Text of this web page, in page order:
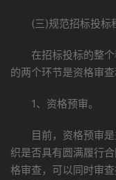
(三)规范招标投标
在招标投标的整
的两个环节是资格审查
1、资格预审。
目前，资格预审
织是否具有圆满履行
格审查，可以同时审